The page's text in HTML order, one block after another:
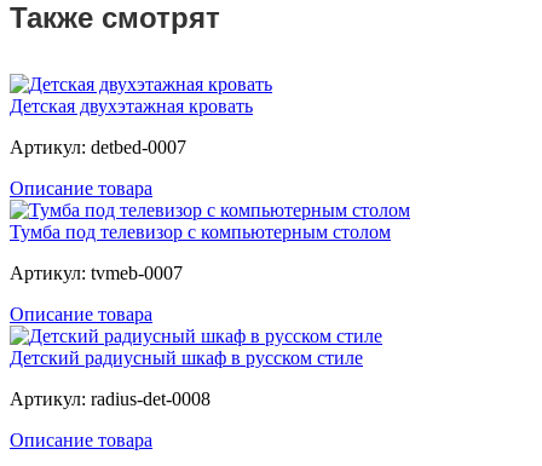
Также смотрят
Детская двухэтажная кровать
Артикул: detbed-0007
Описание товара
Тумба под телевизор с компьютерным столом
Артикул: tvmeb-0007
Описание товара
Детский радиусный шкаф в русском стиле
Артикул: radius-det-0008
Описание товара